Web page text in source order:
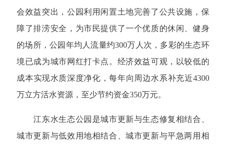
会效益突出，公园利用闲置土地完善了公共设施，保
障了排涝安全，为市民提供了一个优质的休闲、健身
的场所，公园年均人流量约300万人次，多彩的生态环
境已成为城市网红打卡点。经济效益可观，以较低的
成本实现水质深度净化，每年向周边水系补充近4300
万立方活水资源，至少节约资金350万元。
江东水生态公园是城市更新与生态修复相结合、
城市更新与低效用地相结合、城市更新与平急两用相